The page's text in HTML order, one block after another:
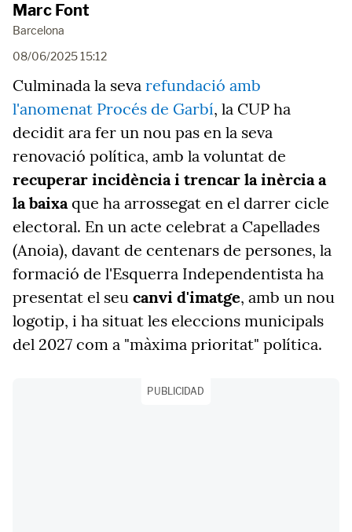
Marc Font
Barcelona
08/06/2025 15:12
Culminada la seva refundació amb
l'anomenat Procés de Garbí, la CUP ha
decidit ara fer un nou pas en la seva
renovació política, amb la voluntat de
recuperar incidència i trencar la inèrcia a
la baixaque ha arrossegat en el darrer cicle
electoral. En un acte celebrat a Capellades
(Anoia), davant de centenars de persones, la
formació de l'Esquerra Independentista ha
presentat el seu canvi d'imatge, amb un nou
logotip, i ha situat les eleccions municipals
del 2027 com a "màxima prioritat" política.
PUBLICIDAD